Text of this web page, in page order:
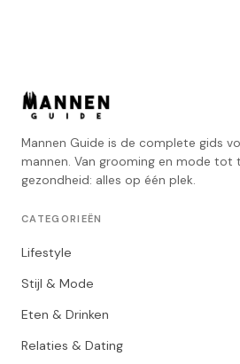
Mannen Guide is de complete gids
mannen. Van grooming en mode tot
gezondheid: alles op één plek.
CATEGORIEËN
Lifestyle
Stijl & Mode
Eten & Drinken
Relaties & Dating